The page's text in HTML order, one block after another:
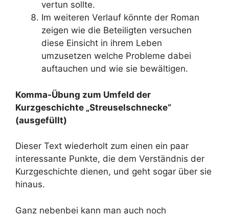
vertun sollte.
Im weiteren Verlauf könnte der Roman
zeigen wie die Beteiligten versuchen
diese Einsicht in ihrem Leben
umzusetzen welche Probleme dabei
auftauchen und wie sie bewältigen.
Komma-Übung zum Umfeld der
Kurzgeschichte „Streuselschnecke“
(ausgefüllt)
Dieser Text wiederholt zum einen ein paar
interessante Punkte, die dem Verständnis der
Kurzgeschichte dienen, und geht sogar über sie
hinaus.
Ganz nebenbei kann man auch noch